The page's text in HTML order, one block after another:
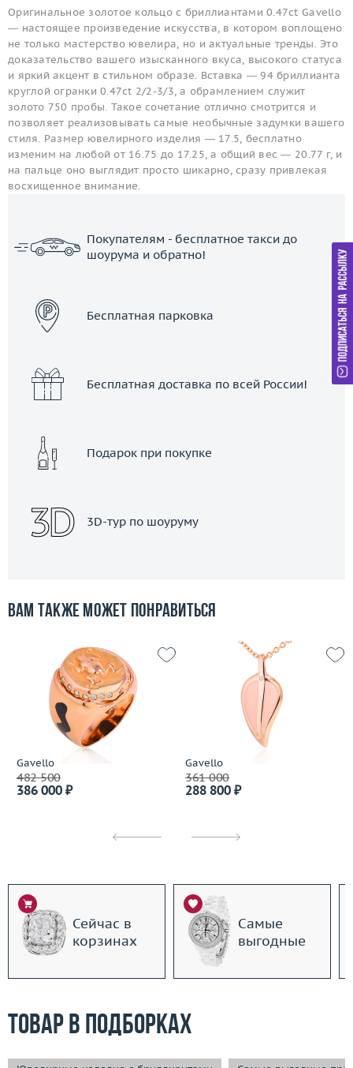
Оригинальное золотое кольцо c бриллиантами 0.47ct Gavello
— настоящее произведение искусства, в котором воплощено
не только мастерство ювелира, но и актуальные тренды. Это
доказательство вашего изысканного вкуса, высокого статуса
и яркий акцент в стильном образе. Вставка — 94 бриллианта
круглой огранки 0.47ct 2/2-3/3, а обрамлением служит
золото 750 пробы. Такое сочетание отлично смотрится и
позволяет реализовывать самые необычные задумки вашего
стиля. Размер ювелирного изделия — 17.5, бесплатно
изменим на любой от 16.75 до 17.25, а общий вес — 20.77 г, и
на пальце оно выглядит просто шикарно, сразу привлекая
восхищенное внимание.
Покупателям - бесплатное такси до
шоурума и обратно!
Бесплатная парковка
Бесплатная доставка по всей России!
Подарок при покупке
3D-тур по шоуруму
Вам также может понравиться
Gavello
482 500
386 000 ₽
Gavello
361 000
288 800 ₽
Сейчас в
корзинах
Самые
выгодные
Товар в подборках